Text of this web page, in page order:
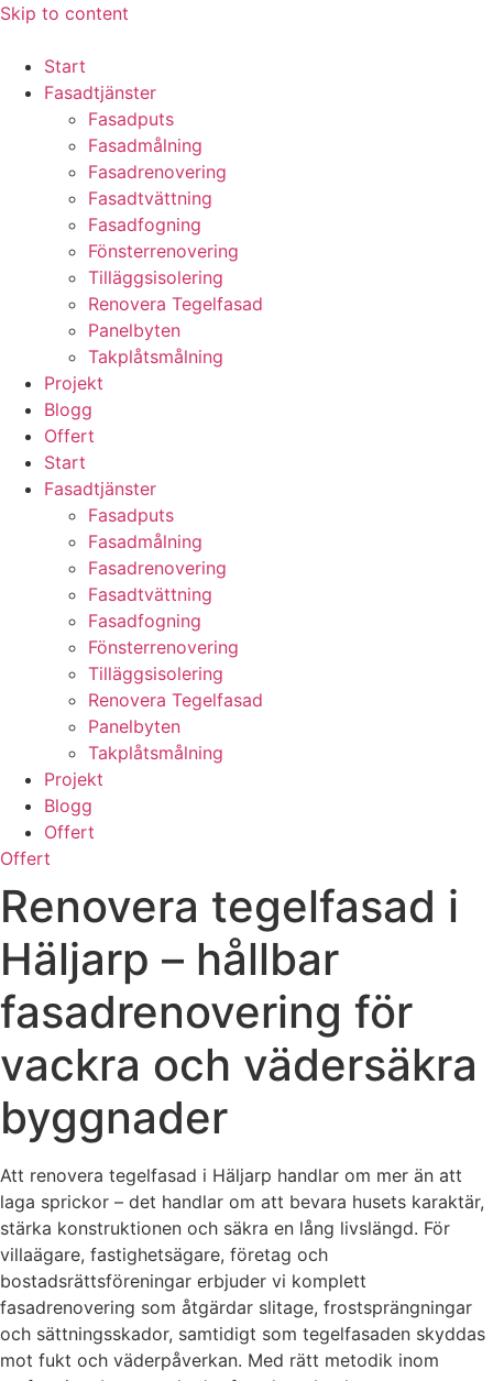
Skip to content
Start
Fasadtjänster
Fasadputs
Fasadmålning
Fasadrenovering
Fasadtvättning
Fasadfogning
Fönsterrenovering
Tilläggsisolering
Renovera Tegelfasad
Panelbyten
Takplåtsmålning
Projekt
Blogg
Offert
Start
Fasadtjänster
Fasadputs
Fasadmålning
Fasadrenovering
Fasadtvättning
Fasadfogning
Fönsterrenovering
Tilläggsisolering
Renovera Tegelfasad
Panelbyten
Takplåtsmålning
Projekt
Blogg
Offert
Offert
Renovera tegelfasad i
Häljarp – hållbar
fasadrenovering för
vackra och vädersäkra
byggnader
Att renovera tegelfasad i Häljarp handlar om mer än att
laga sprickor – det handlar om att bevara husets karaktär,
stärka konstruktionen och säkra en lång livslängd. För
villaägare, fastighetsägare, företag och
bostadsrättsföreningar erbjuder vi komplett
fasadrenovering som åtgärdar slitage, frostsprängningar
och sättningsskador, samtidigt som tegelfasaden skyddas
mot fukt och väderpåverkan. Med rätt metodik inom